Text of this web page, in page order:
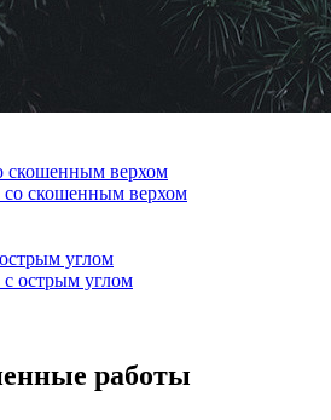
скошенным верхом
углом
работы